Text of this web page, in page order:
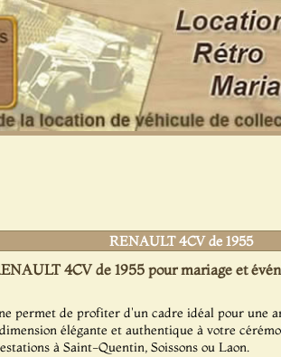
RENAULT 4CV de 1955
4CV de 1955 pour mariage et
permet de profiter d'un cadre idéal pour une
élégante et authentique à votre
à Saint-Quentin, Soissons ou Laon.